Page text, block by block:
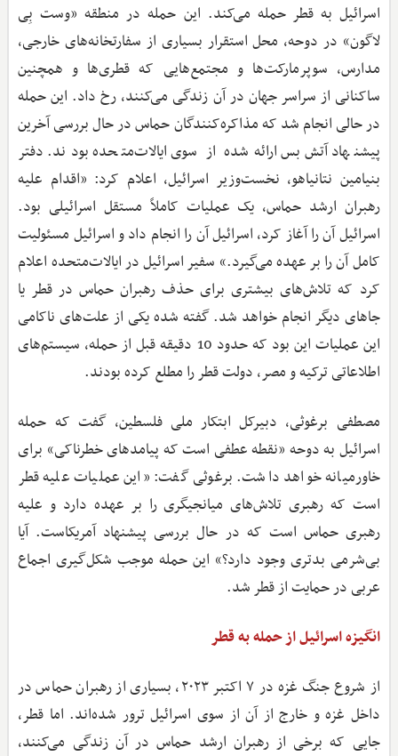
اسرائیل به قطر حمله می‌کند. این حمله در منطقه «وست بِی
لاگون» در دوحه، محل استقرار بسیاری از سفارتخانه‌های خارجی،
مدارس، سوپرمارکت‌ها و مجتمع‌هایی که قطری‌ها و همچنین
ساکنانی از سراسر جهان در آن زندگی می‌کنند، رخ داد. این حمله
در حالی انجام شد که مذاکره‌کنندگان حماس در حال بررسی آخرین
پیشنهاد آتش‌بس ارائه‌شده از سوی ایالات‌متحده بودند. دفتر
بنیامین نتانیاهو، نخست‌وزیر اسرائیل، اعلام کرد: «اقدام علیه
رهبران ارشد حماس، یک عملیات کاملاً مستقل اسرائیلی بود.
اسرائیل آن را آغاز کرد، اسرائیل آن را انجام داد و اسرائیل مسئولیت
کامل آن را بر عهده می‌گیرد.» سفیر اسرائیل در ایالات‌متحده اعلام
کرد که تلاش‌های بیشتری برای حذف رهبران حماس در قطر یا
جاهای دیگر انجام خواهد شد. گفته شده یکی از علت‌های ناکامی
این عملیات این بود که حدود 10 دقیقه قبل از حمله، سیستم‌های
اطلاعاتی ترکیه و مصر، دولت قطر را مطلع کرده بودند.
مصطفی برغوثی، دبیرکل ابتکار ملی فلسطین، گفت که حمله
اسرائیل به دوحه «نقطه عطفی است که پیامدهای خطرناکی» برای
خاورمیانه خواهد داشت. برغوثی گفت: «این عملیات علیه قطر
است که رهبری تلاش‌های میانجیگری را بر عهده دارد و علیه
رهبری حماس است که در حال بررسی پیشنهاد آمریکاست. آیا
بی‌شرمی بدتری وجود دارد؟» این حمله موجب شکل‌گیری اجماع
عربی در حمایت از قطر شد.
انگیزه اسرائیل از حمله به قطر
از شروع جنگ غزه در ۷ اکتبر ۲۰۲۳، بسیاری از رهبران حماس در
داخل غزه و خارج از آن از سوی اسرائیل ترور شده‌اند. اما قطر،
جایی که برخی از رهبران ارشد حماس در آن زندگی می‌کنند،